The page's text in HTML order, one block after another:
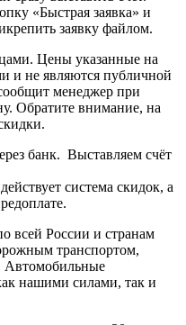
«Быстрая заявка» и
заявку файлом.
Цены указанные на
и не являются публичной
менеджер при
Обратите внимание, на
банк. Выставляем счёт
система скидок, а
всей России и странам
транспортом,
Автомобильные
нашими силами, так и